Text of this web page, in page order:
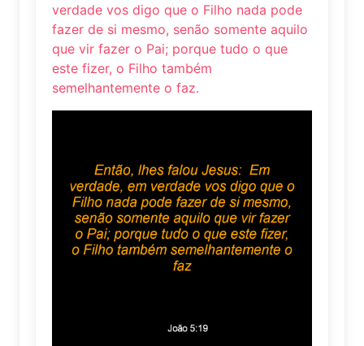
verdade vos digo que o Filho nada pode
fazer de si mesmo, senão somente aquilo
que vir fazer o Pai; porque tudo o que
este fizer, o Filho também
semelhantemente o faz.